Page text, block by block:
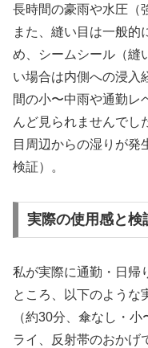
長時間の豪雨や水圧（
また、縫い目は一般的
め、シームシール（縫
い場合は内側への浸入
間の小〜中雨や通勤レ
んど見られませんでし
目周辺からの湿りが発
検証）。
実際の使用感と検
私が実際に通勤・日帰
ところ、以下のような
（約30分、傘なし・
ライ、反射帯のおかげ